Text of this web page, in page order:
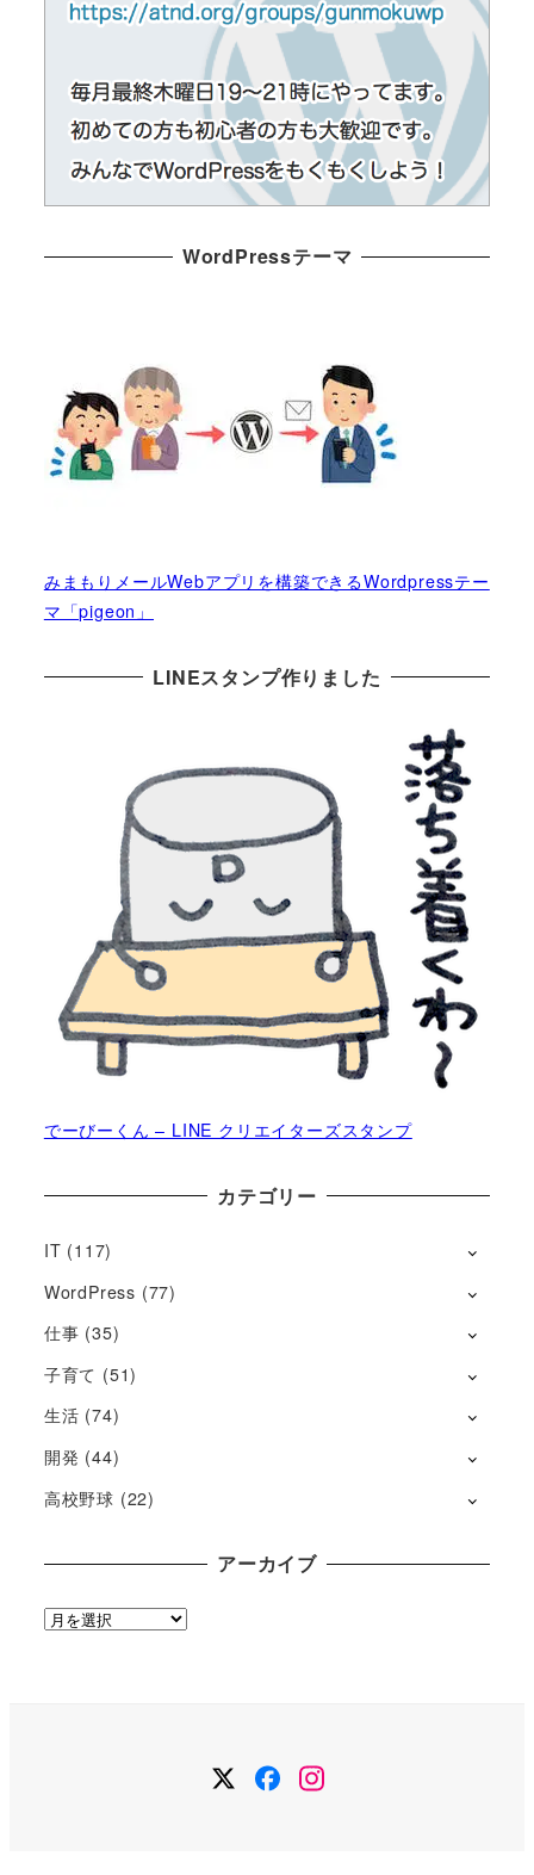
WordPressテーマ
みまもりメールWebアプリを構築できるWordpressテー
マ「pigeon」
LINEスタンプ作りました
でーびーくん – LINE クリエイターズスタンプ
カテゴリー
IT (117)
WordPress (77)
仕事 (35)
子育て (51)
生活 (74)
開発 (44)
高校野球 (22)
アーカイブ
ア
Twitter
Facebook
Instagram